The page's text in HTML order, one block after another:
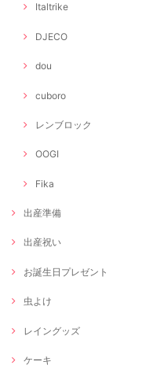
Italtrike
DJECO
dou
cuboro
レンブロック
OOGI
Fika
出産準備
出産祝い
お誕生日プレゼント
虫よけ
レイングッズ
ケーキ